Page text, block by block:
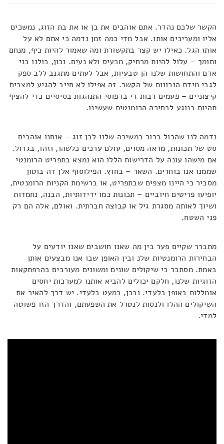
הקשר שלכם נהדר. אתם אוהבים את בן או את בת הזוג, נמשכים
אליו ומעריכים אותו. אבל מדי כמה זמן נדמה כי אתם לא על
אותו הגל. כאילו יש קצר בתקשורת ומה שאמור להיות כיף, מנחם
ותומך – עלול להיות מרחיק, מכעיס ולא נעים. נכון, כולנו בני
אדם והתחושות שלנו הן טבעיות, אבל לעתים מתגנב ללב ספק
לגבי מידת הנכונות של הקשר. זה אפילו לא חייב להגיע למצבים
קיצוניים – פעמים רבות די בדפוסי התנהגות בסיסיים כדי להציף
תהיות בנוגע לבחירה הרומנטית שעשינו.
נדמה לנו שהכול ברור במשיכה שלנו לבן זוג – אנחנו אוהבים
סט של תכונות, מראה מסוים, עולם ערכים כלשהו, וזהו, בגדול.
אם מישהו עונה על הדרישות הללו הוא נמצא בתפריט הרומנטי
שממנו אנו בוחרים. השאר – בחוץ. הפילוסוף אלן דה בוטון
מסביר כי היינו מצפים שבתפריט, או ברשימת הקניות הרומנטית,
יופיעו פריטים חיוביים – תכונות כמו ידידותיות, הבנה, נחמדות
ושיוך לאותה מסגרת גיל או קבוצה חברתית. ואולם, אלה הם רק
פני השטח.
מתברר שקיים פער בין מה שאנו חושבים שאנו יודעים על
הבחירות הרומנטיות שלנ ובין האופן שבו אנו מבצעים אותן
באמת. מסתבר כי שיקולים שונים ומשונים מעורבים בהרפתקאות
הזוגיות שלנו, חלקם יכולים להביא אותנו למערכות יחסים
אומללות באופן בלעדי. ובכן, כמעט בלעדי. יש דרך להאיר את
השיקולים ההלו ולנסות לנטרל את השפעתם, והדרך הזו פשוטה
למדי.